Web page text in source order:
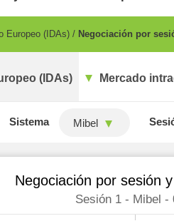
Europeo (IDAs) Negociación por
(IDAs) Mercado
Sistema Mibel
Negociación por sesión
Sesión 1 - Mibel -